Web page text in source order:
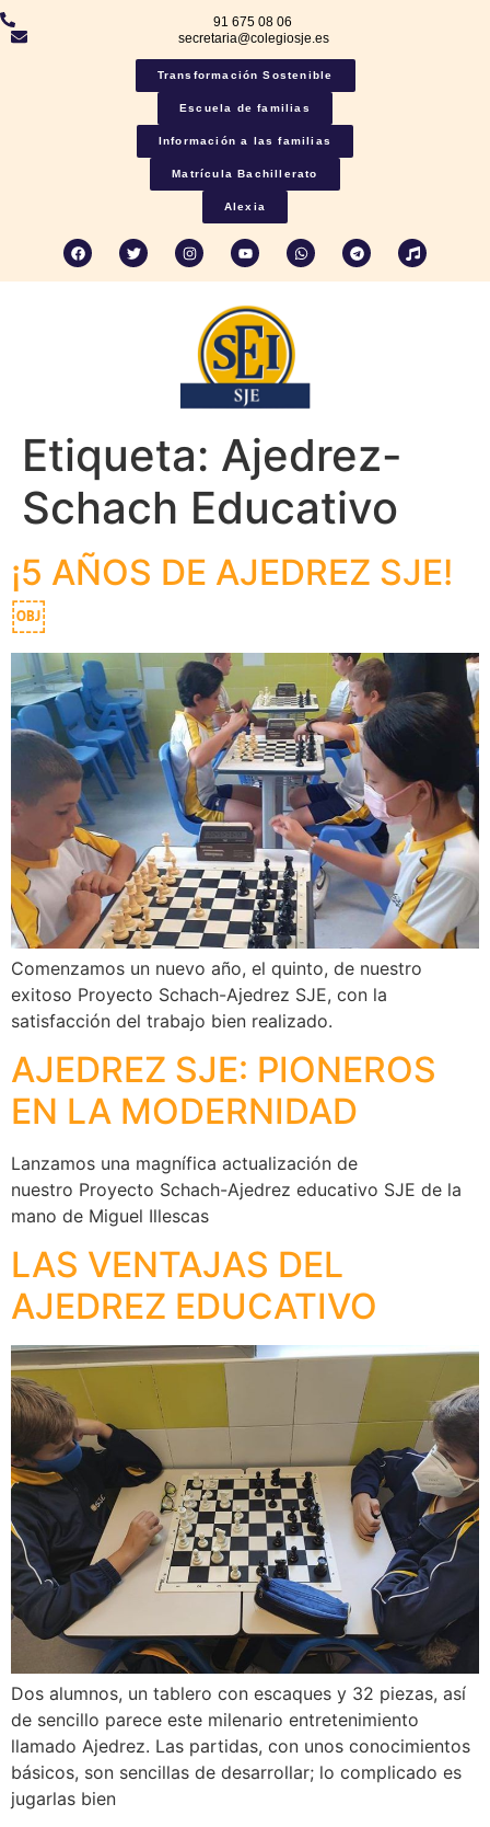
91 675 08 06
secretaria@colegiosje.es
Transformación Sostenible
Escuela de familias
Información a las familias
Matrícula Bachillerato
Alexia
Etiqueta: Ajedrez-
Schach Educativo
¡5 AÑOS DE AJEDREZ SJE!
￼
Comenzamos un nuevo año, el quinto, de nuestro
exitoso Proyecto Schach-Ajedrez SJE, con la
satisfacción del trabajo bien realizado.
AJEDREZ SJE: PIONEROS
EN LA MODERNIDAD
Lanzamos una magnífica actualización de
nuestro Proyecto Schach-Ajedrez educativo SJE de la
mano de Miguel Illescas
LAS VENTAJAS DEL
AJEDREZ EDUCATIVO
Dos alumnos, un tablero con escaques y 32 piezas, así
de sencillo parece este milenario entretenimiento
llamado Ajedrez. Las partidas, con unos conocimientos
básicos, son sencillas de desarrollar; lo complicado es
jugarlas bien